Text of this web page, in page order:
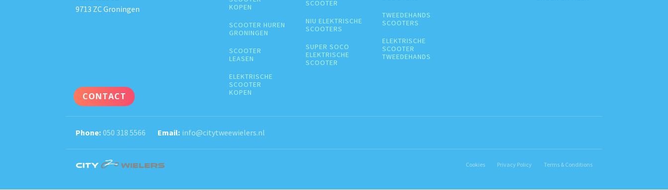
9713 ZC Groningen
CONTACT
KOPEN
SCOOTER HUREN
GRONINGEN
SCOOTER
LEASEN
ELEKTRISCHE
SCOOTER
KOPEN
SCOOTER
NIU ELEKTRISCHE
SCOOTERS
SUPER SOCO
ELEKTRISCHE
SCOOTER
TWEEDEHANDS
SCOOTERS
ELEKTRISCHE
SCOOTER
TWEEDEHANDS
050 318 5566 info@citytweewielers.nl
Cookies Privacy Policy Terms & Conditions